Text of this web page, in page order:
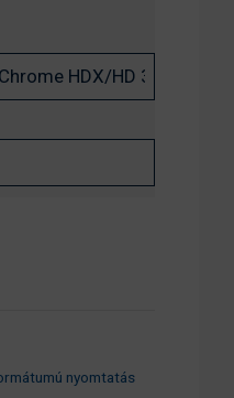
nyomtatás